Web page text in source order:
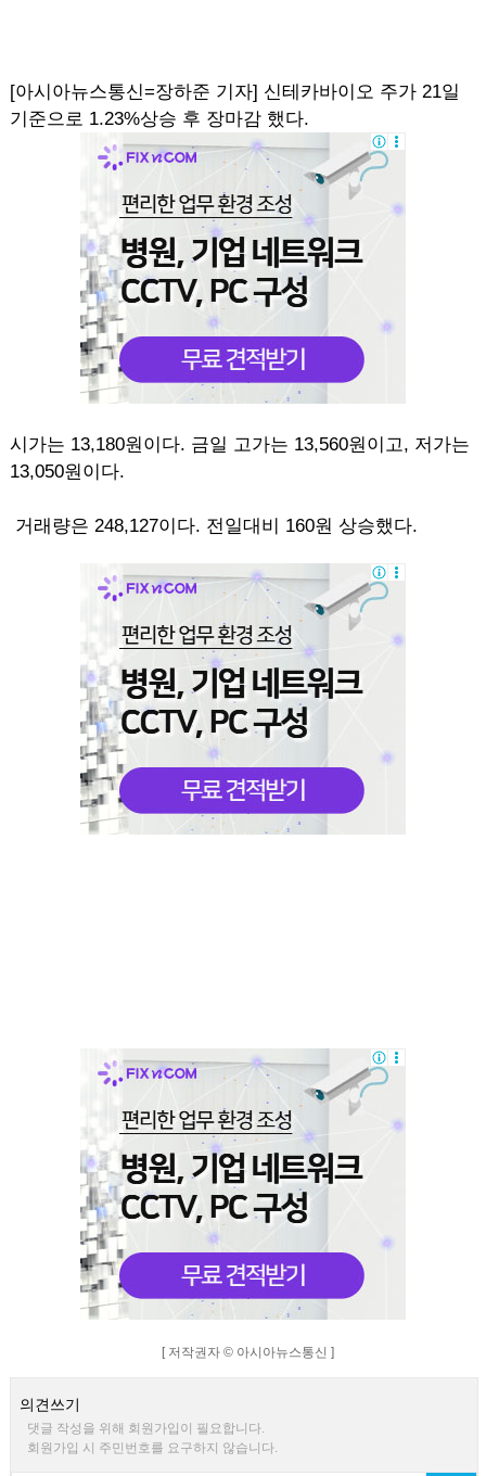
[아시아뉴스통신=장하준 기자] 신테카바이오 주가 21일
기준으로 1.23%상승 후 장마감 했다.
시가는 13,180원이다. 금일 고가는 13,560원이고, 저가는
13,050원이다.
거래량은 248,127이다. 전일대비 160원 상승했다.
[ 저작권자 © 아시아뉴스통신 ]
의견쓰기
댓글 작성을 위해 회원가입이 필요합니다.
회원가입 시 주민번호를 요구하지 않습니다.